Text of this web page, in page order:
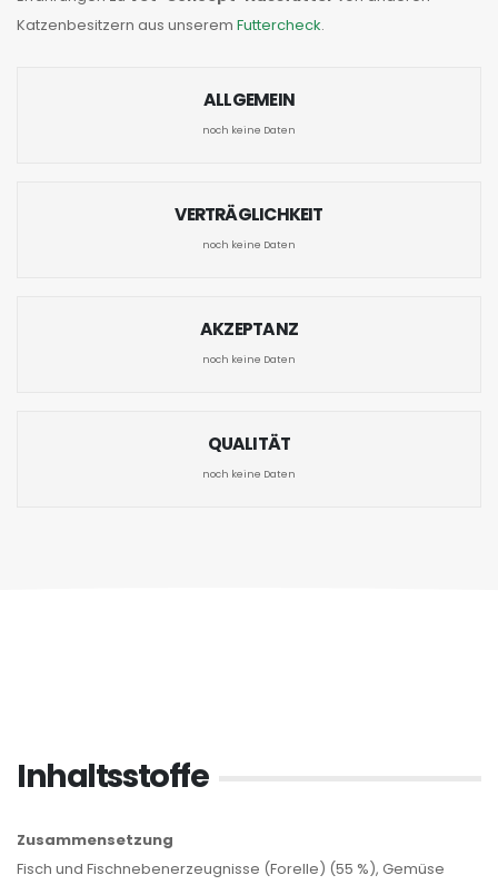
Katzenbesitzern aus unserem Futtercheck.
ALLGEMEIN
noch keine Daten
VERTRÄGLICHKEIT
noch keine Daten
AKZEPTANZ
noch keine Daten
QUALITÄT
noch keine Daten
Inhaltsstoffe
Zusammensetzung
Fisch und Fischnebenerzeugnisse (Forelle) (55 %), Gemüse